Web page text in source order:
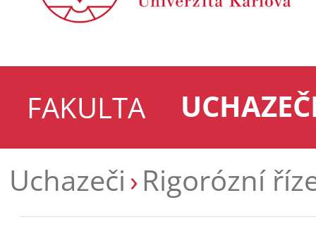
FAKULTA
Uchazeči Rigorózní